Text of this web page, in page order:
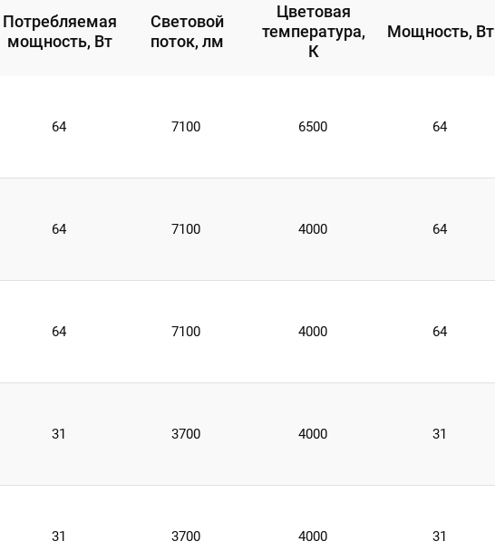
Потребляемая
мощность, Вт
Световой
поток, лм
Цветовая
температура,
К
Мощность, Вт
64 7100 6500 64
64 7100 4000 64
64 7100 4000 64
31 3700 4000 31
31 3700 4000 31